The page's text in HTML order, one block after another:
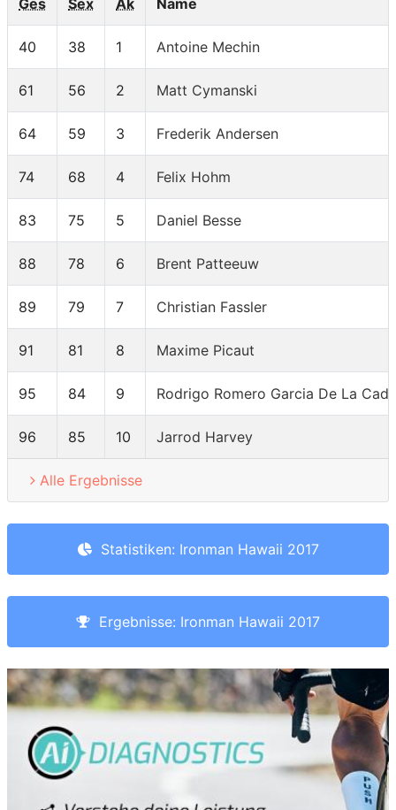
Ges Sex Ak Name
40 38 1 Antoine Mechin
61 56 2 Matt Cymanski
64 59 3 Frederik Andersen
74 68 4 Felix Hohm
83 75 5 Daniel Besse
88 78 6 Brent Patteeuw
89 79 7 Christian Fassler
91 81 8 Maxime Picaut
95 84 9 Rodrigo Romero Garcia De La
96 85 10 Jarrod Harvey
Alle Ergebnisse
Statistiken: Ironman Hawaii 2017
Ergebnisse: Ironman Hawaii 2017